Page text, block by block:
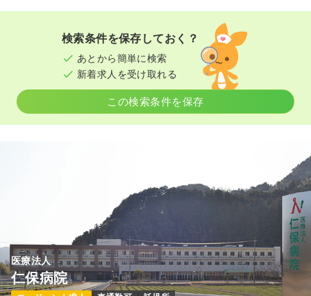
検索条件を保存しておく？
あとから簡単に検索
新着求人を受け取れる
この検索条件を保存
医療法人
仁保病院